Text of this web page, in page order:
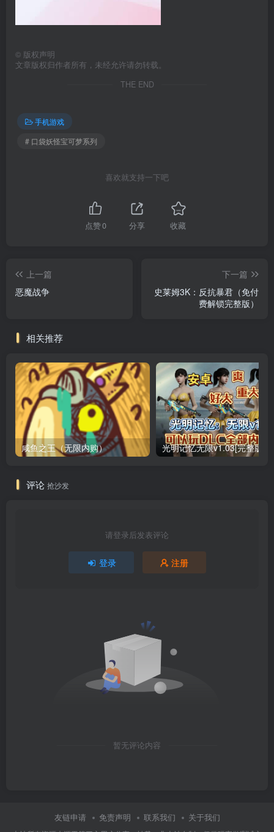
© 版权声明
文章版权归作者所有，未经允许请勿转载。
THE END
手机游戏
# 口袋妖怪宝可梦系列
喜欢就支持一下吧
点赞0 分享 收藏
上一篇
恶魔战争
下一篇
史莱姆3K：反抗暴君（免付
费解锁完整版）
相关推荐
咸鱼之王（无限内购）
评论 抢沙发
请登录后发表评论
登录 注册
暂无评论内容
友链申请 免责声明 联系我们 关于我们